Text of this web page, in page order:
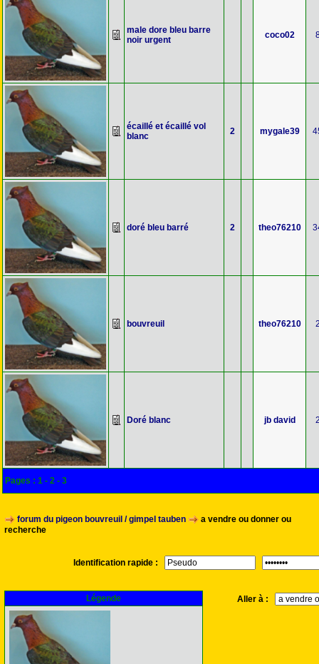
male dore bleu barre
noir urgent
coco02
écaillé et écaillé vol
blanc
2 mygale39
doré bleu barré 2 theo76210
bouvreuil theo76210
Doré blanc jb david
Pages : 1 - 2 - 3
forum du pigeon bouvreuil / gimpel tauben
a vendre ou donner ou
recherche
Identification rapide :
Légende Aller à :